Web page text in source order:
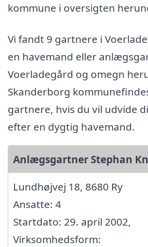
kommune i oversigten
Vi fandt 9 gartnere i
en havemand eller
Voerladegård og omegn
Skanderborg
gartnere, hvis du vil udvide
efter en dygtig havemand.
Anlægsgartner Stephan
Lundhøjvej 18, 8680 Ry
Ansatte: 4
Startdato: 29. april 2002,
Virksomhedsform: